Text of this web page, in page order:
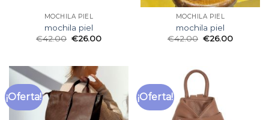
MOCHILA PIEL
mochila piel
€42.00 €26.00
MOCHILA PIEL
mochila piel
€42.00 €26.00
¡Oferta! ¡Oferta!